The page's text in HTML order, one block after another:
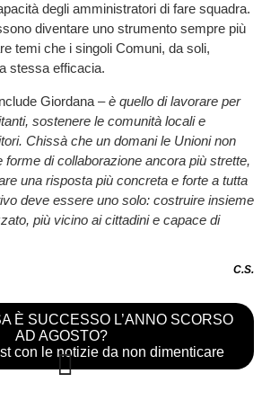
degli amministratori di fare squadra.
diventare uno strumento sempre più
temi che i singoli Comuni, da soli,
stessa efficacia.
Giordana –è quello di lavorare per
sostenere le comunità locali e
Chissà che un domani le Unioni non
di collaborazione ancora più strette,
una risposta più concreta e forte a tutta
deve essere uno solo: costruire insieme
più vicino ai cittadini e capace di
C.S.
È SUCCESSO L’ANNO SCORSO
AD AGOSTO?
con le notizie da non dimenticare